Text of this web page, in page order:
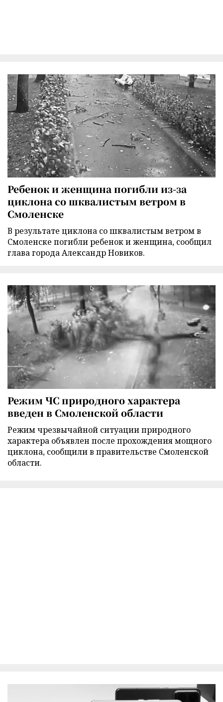
Ребенок и женщина погибли из-за
циклона со шквалистым ветром в
Смоленске
В результате циклона со шквалистым ветром в
Смоленске погибли ребенок и женщина, сообщил
глава города Александр Новиков.
Режим ЧС природного характера
введен в Смоленской области
Режим чрезвычайной ситуации природного
характера объявлен после прохождения мощного
циклона, сообщили в правительстве Смоленской
области.